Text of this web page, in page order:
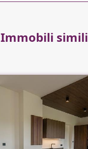
Immobili simili